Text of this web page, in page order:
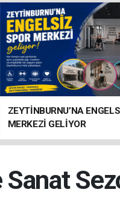
ZEYTİNBURNU’NA
MERKEZİ GELİYOR